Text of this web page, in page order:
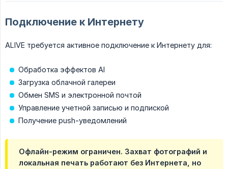
Подключение к Интернету
ALIVE требуется активное подключение к Интернету для:
Обработка эффектов AI
Загрузка облачной галереи
Обмен SMS и электронной почтой
Управление учетной записью и подпиской
Получение push-уведомлений
Офлайн-режим ограничен. Захват фотографий и
локальная печать работают без Интернета, но